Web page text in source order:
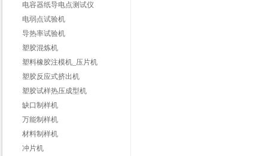
电容器纸导电点测试仪
电弱点试验机
导热率试验机
塑胶混炼机
塑料橡胶注模机_压片机
塑胶反应式挤出机
塑胶试样热压成型机
缺口制样机
万能制样机
材料制样机
冲片机